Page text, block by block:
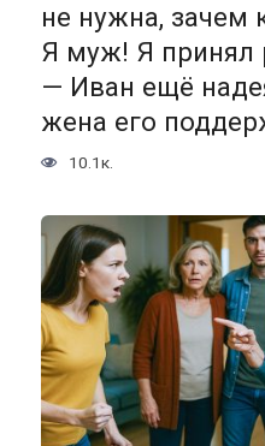
не нужна, зачем
Я муж! Я принял
— Иван ещё
жена его
10.1к.